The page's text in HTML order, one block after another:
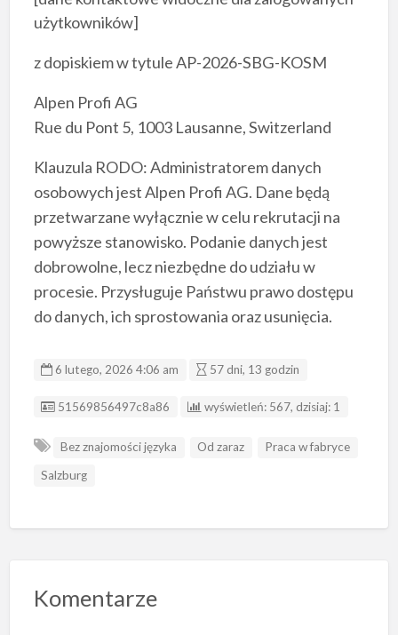
użytkowników]
z dopiskiem w tytule AP-2026-SBG-KOSM
Alpen Profi AG
Rue du Pont 5, 1003 Lausanne, Switzerland
Klauzula RODO: Administratorem danych
osobowych jest Alpen Profi AG. Dane będą
przetwarzane wyłącznie w celu rekrutacji na
powyższe stanowisko. Podanie danych jest
dobrowolne, lecz niezbędne do udziału w
procesie. Przysługuje Państwu prawo dostępu
do danych, ich sprostowania oraz usunięcia.
6 lutego, 2026 4:06 am 57 dni, 13 godzin
ID ogłoszenia
51569856497c8a86 wyświetleń: 567, dzisiaj: 1
Bez znajomości języka Od zaraz
Praca w fabryce
Salzburg
Komentarze